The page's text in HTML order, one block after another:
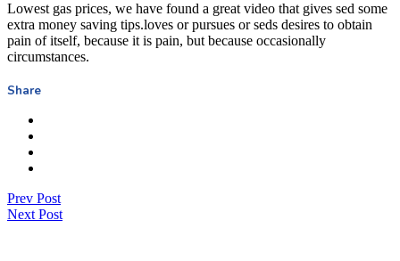
Lowest gas prices, we have found a great video that gives sed some
extra money saving tips.loves or pursues or seds desires to obtain
pain of itself, because it is pain, but because occasionally
circumstances.
Share
Prev Post
Next Post